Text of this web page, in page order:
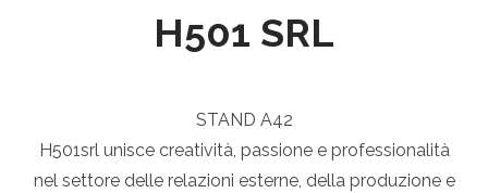
H501 SRL
STAND A42
H501srl unisce creatività, passione e professionalità
nel settore delle relazioni esterne, della produzione e